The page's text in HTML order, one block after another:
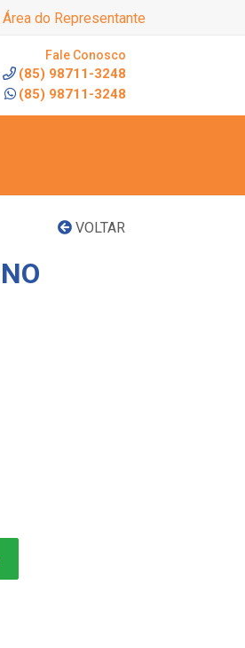
Área do Representante
Fale Conosco
(85) 98711-3248
(85) 98711-3248
VOLTAR